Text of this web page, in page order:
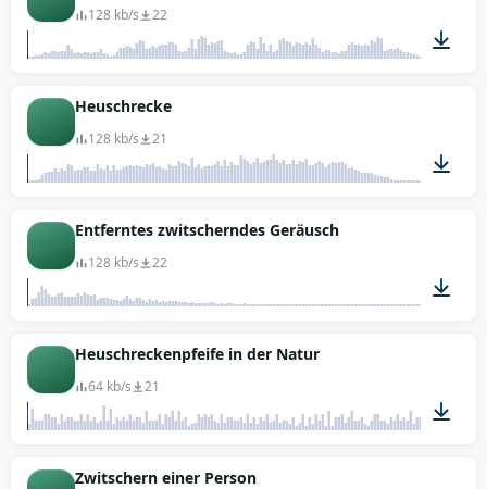
128 kb/s 22
Heuschrecke
128 kb/s 21
Entferntes zwitscherndes Geräusch
128 kb/s 22
Heuschreckenpfeife in der Natur
64 kb/s 21
Zwitschern einer Person